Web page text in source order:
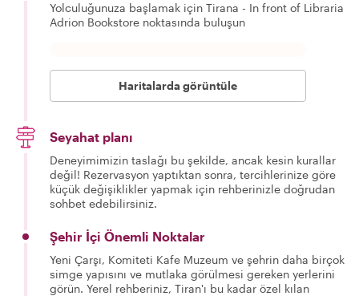
Yolculuğunuza başlamak için Tirana - In front of Libraria
Adrion Bookstore noktasında buluşun
Haritalarda görüntüle
Seyahat planı
Deneyimimizin taslağı bu şekilde, ancak kesin kurallar
değil! Rezervasyon yaptıktan sonra, tercihlerinize göre
küçük değişiklikler yapmak için rehberinizle doğrudan
sohbet edebilirsiniz.
Şehir İçi Önemli Noktalar
Yeni Çarşı, Komiteti Kafe Muzeum ve şehrin daha birçok
simge yapısını ve mutlaka görülmesi gereken yerlerini
görün. Yerel rehberiniz, Tiran'ı bu kadar özel kılan